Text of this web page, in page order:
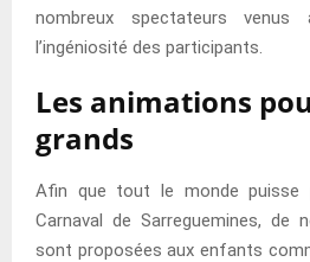
nombreux spectateurs
l’ingéniosité des participants.
Les animations
grands
Afin que tout le monde puisse
Carnaval de Sarreguemines, de
sont proposées aux enfants